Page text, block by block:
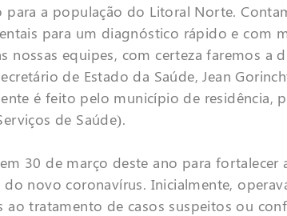
para a população do Litoral Norte.
para um diagnóstico rápido e com
nossas equipes, com certeza faremos a
de Estado da Saúde, Jean
é feito pelo município de residência,
de Serviços de Saúde).
30 de março deste ano para fortalecer
novo coronavírus. Inicialmente,
tratamento de casos suspeitos ou